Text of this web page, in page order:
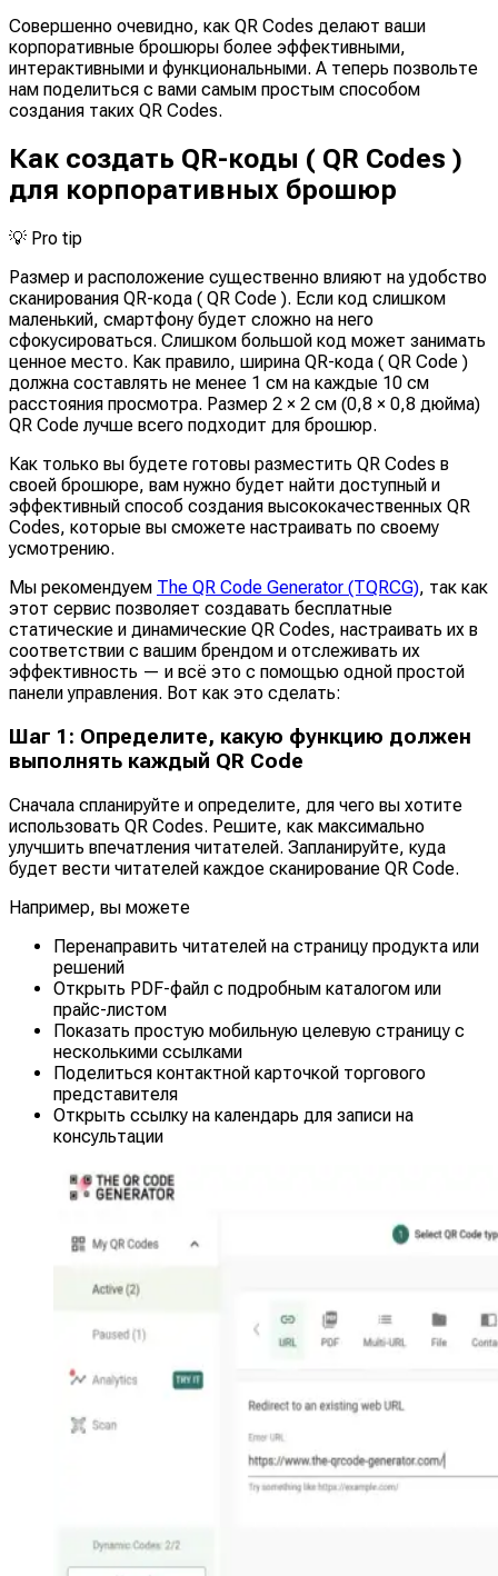
Совершенно очевидно, как QR Codes делают ваши
корпоративные брошюры более эффективными,
интерактивными и функциональными. А теперь позвольте
нам поделиться с вами самым простым способом
создания таких QR Codes.
Как создать QR-коды ( QR Codes )
для корпоративных брошюр
💡 Pro tip
Размер и расположение существенно влияют на удобство
сканирования QR-кода ( QR Code ). Если код слишком
маленький, смартфону будет сложно на него
сфокусироваться. Слишком большой код может занимать
ценное место. Как правило, ширина QR-кода ( QR Code )
должна составлять не менее 1 см на каждые 10 см
расстояния просмотра. Размер 2 × 2 см (0,8 × 0,8 дюйма)
QR Code лучше всего подходит для брошюр.
Как только вы будете готовы разместить QR Codes в
своей брошюре, вам нужно будет найти доступный и
эффективный способ создания высококачественных QR
Codes, которые вы сможете настраивать по своему
усмотрению.
Мы рекомендуем The QR Code Generator (TQRCG), так как
этот сервис позволяет создавать бесплатные
статические и динамические QR Codes, настраивать их в
соответствии с вашим брендом и отслеживать их
эффективность — и всё это с помощью одной простой
панели управления. Вот как это сделать:
Шаг 1: Определите, какую функцию должен
выполнять каждый QR Code
Сначала спланируйте и определите, для чего вы хотите
использовать QR Codes. Решите, как максимально
улучшить впечатления читателей. Запланируйте, куда
будет вести читателей каждое сканирование QR Code.
Например, вы можете
Перенаправить читателей на страницу продукта или
решений
Открыть PDF-файл с подробным каталогом или
прайс-листом
Показать простую мобильную целевую страницу с
несколькими ссылками
Поделиться контактной карточкой торгового
представителя
Открыть ссылку на календарь для записи на
консультации